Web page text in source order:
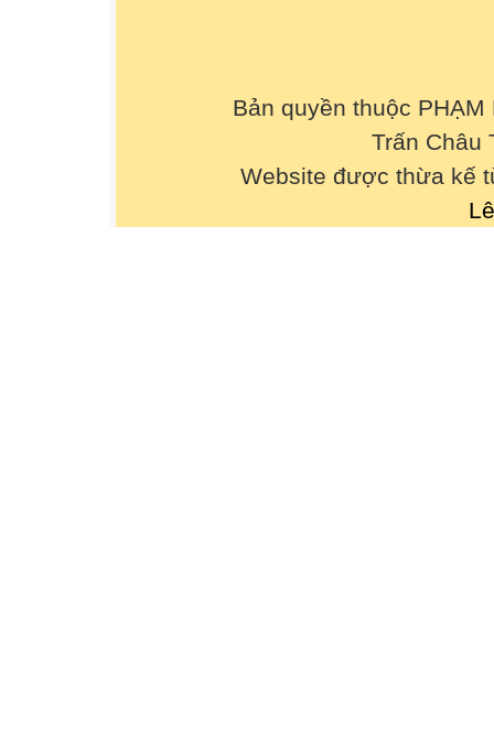
Bản quyền thuộc
Trấn Châu
Website được thừa kế